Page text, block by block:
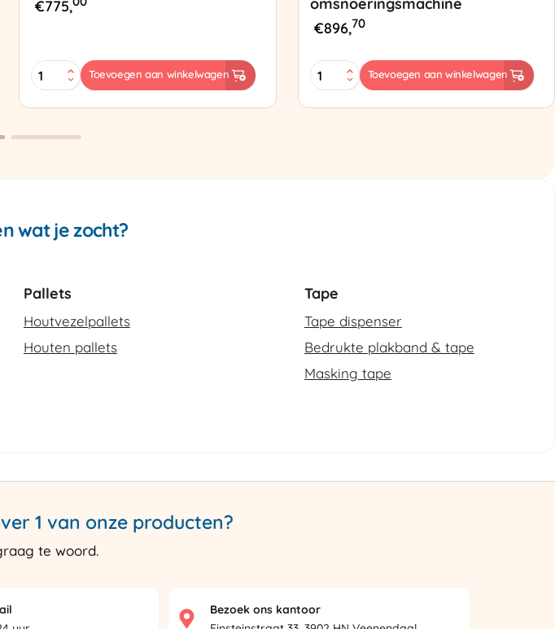
€775,
Sealtang
Super
Toevoegen aan winkelwagen
€896,70
ES-
102
Toevoegen aan winkelwagen
wat je zocht?
Pallets
Houtvezelpallets
Houten pallets
Tape
Tape dispenser
Bedrukte plakband & tape
Masking tape
1 van onze producten?
te woord.
Bezoek ons kantoor